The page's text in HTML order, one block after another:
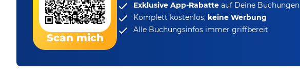
Scan mich
Exklusive App-Rabatte auf Deine Buchungen
Komplett kostenlos, keine Werbung
Alle Buchungsinfos immer griffbereit